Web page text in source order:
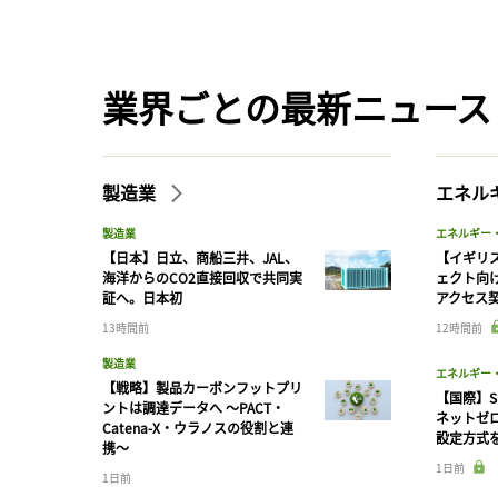
業界ごとの最新ニュース
製造業
製造業
【日本】日立、商船三井、JAL、
海洋からのCO2直接回収で共同実
証へ。日本初
13時間前
製造業
【戦略】製品カーボンフットプリ
ントは調達データへ 〜PACT・
Catena-X・ウラノスの役割と連
携〜
1日前
エネル
エネルギー
【イギ
ェクト向
アクセス
12時間前
エネルギー
【国際
ネットゼ
設定方式
1日前